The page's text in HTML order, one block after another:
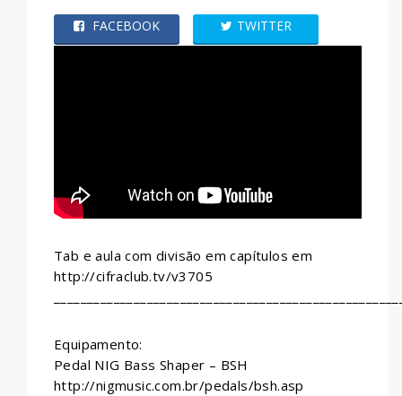
FACEBOOK TWITTER
Tab e aula com divisão em capítulos em
http://cifraclub.tv/v3705
Equipamento:
Pedal NIG Bass Shaper – BSH
http://nigmusic.com.br/pedals/bsh.asp